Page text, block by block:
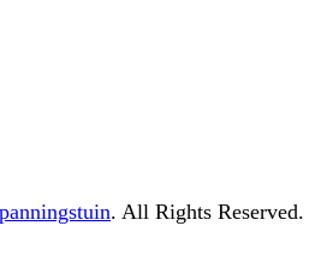
. All Rights Reserved.